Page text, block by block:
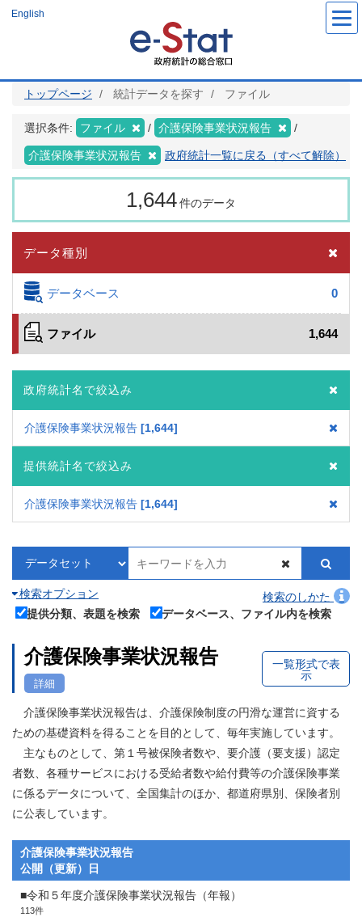
ツ
English
トップページ 統計データを探す ファイル
選択条件: ファイル 介護保険事業状況報告
介護保険事業状況報告 政府統計一覧に戻る（すべて解除）
1,644件のデータ
データ種別
データベース 0
ファイル 1,644
政府統計名で絞込み
介護保険事業状況報告 1,644
提供統計名で絞込み
介護保険事業状況報告 1,644
検索オプション
検索のしかた
提供分類、表題を検索
データベース、ファイル内を検索
介護保険事業状況報告
詳細
一覧形式で表
示
介護保険事業状況報告は、介護保険制度の円滑な運営に資する
ための基礎資料を得ることを目的として、毎年実施しています。
主なものとして、第１号被保険者数や、要介護（要支援）認定
者数、各種サービスにおける受給者数や給付費等の介護保険事業
に係るデータについて、全国集計のほか、都道府県別、保険者別
に公表しています。
介護保険事業状況報告
公開（更新）日
■令和５年度介護保険事業状況報告（年報）
113件